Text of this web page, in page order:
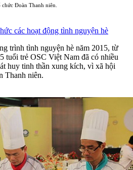
Đoàn Thanh niên.
các hoạt động tình nguyện hè
trình tình nguyện hè năm 2015, từ
tuổi trẻ OSC Việt Nam đã có nhiều
huy tinh thần xung kích, vì xã hội
Thanh niên.